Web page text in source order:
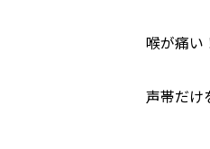
喉が痛い
声帯だけ